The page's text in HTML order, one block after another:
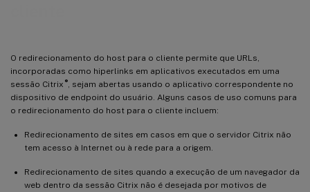
O redirecionamento do host para o cliente permite que URLs,
incorporadas como hiperlinks em aplicativos executados em uma
sessão Citrix ®, sejam abertas usando o aplicativo correspondente no
dispositivo de endpoint do usuário. Alguns casos de uso comuns para
o redirecionamento do host para o cliente incluem:
Redirecionamento de sites em casos em que o servidor Citrix não
tem acesso à Internet ou à rede para a origem.
Redirecionamento de sites quando a execução de um navegador da
web dentro da sessão Citrix não é desejada por motivos de